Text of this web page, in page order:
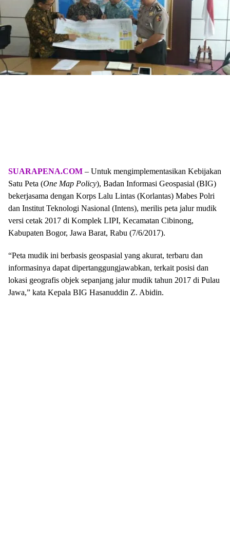
SUARAPENA.COM – Untuk mengimplementasikan Kebijakan
Satu Peta (One Map Policy), Badan Informasi Geospasial (BIG)
bekerjasama dengan Korps Lalu Lintas (Korlantas) Mabes Polri
dan Institut Teknologi Nasional (Intens), merilis peta jalur mudik
versi cetak 2017 di Komplek LIPI, Kecamatan Cibinong,
Kabupaten Bogor, Jawa Barat, Rabu (7/6/2017).
“Peta mudik ini berbasis geospasial yang akurat, terbaru dan
informasinya dapat dipertanggungjawabkan, terkait posisi dan
lokasi geografis objek sepanjang jalur mudik tahun 2017 di Pulau
Jawa,” kata Kepala BIG Hasanuddin Z. Abidin.